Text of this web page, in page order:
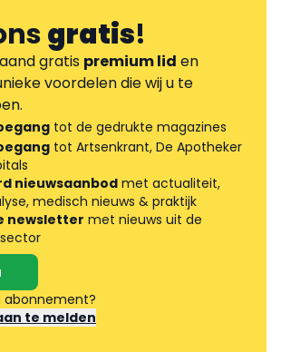
gratis!
gratis premium lid en
voordelen die wij u te
tot de gedrukte magazines
tot Artsenkrant, De Apotheker
nieuwsaanbodmet actualiteit,
medisch nieuws & praktijk
newsletter met nieuws uit de
abonnement?
te melden